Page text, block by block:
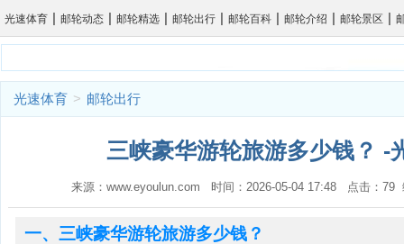
光速体育 | 邮轮动态 | 邮轮精选 | 邮轮出行 | 邮轮百科 | 邮轮介绍 | 邮轮景区 |
光速体育 > 邮轮出行
三峡豪华游轮旅游多少钱？ -
来源：www.eyoulun.com 时间：2026-05-04 17:48 点击：
一、三峡豪华游轮旅游多少钱？